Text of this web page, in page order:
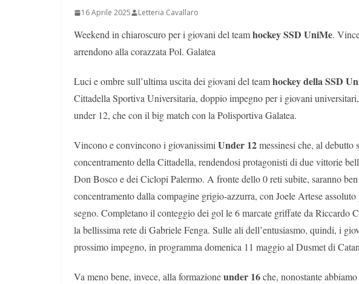
16 Aprile 2025 Letteria Cavallaro
Weekend in chiaroscuro per i giovani del teamhockey SSD UniMe.
arrendono alla corazzata Pol. Galatea
Luci e ombre sull’ultima uscita dei giovani del teamhockey della SSD
Cittadella Sportiva Universitaria, doppio impegno per i giovani
under 12, che con il big match con la Polisportiva Galatea.
Vincono e convincono i giovanissimi Under 12messinesi che, al debutto
concentramento della Cittadella, rendendosi protagonisti di due vittorie
Don Bosco e dei Ciclopi Palermo. A fronte dello 0 reti subite, saranno
concentramento dalla compagine grigio-azzurra, con Joele Artese
segno. Completano il conteggio dei gol le 6 marcate griffate da Riccardo
la bellissima rete di Gabriele Fenga. Sulle ali dell’entusiasmo, quindi, i
prossimo impegno, in programma domenica 11 maggio al Dusmet di
Va meno bene, invece, alla formazioneunder 16che, nonostante